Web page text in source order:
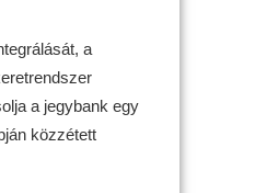
a
a jegybank egy
közzétett